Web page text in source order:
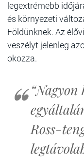
legextrémebb
és környezeti
Földünknek. Az
veszélyt jelenleg
okozza.
Ross-